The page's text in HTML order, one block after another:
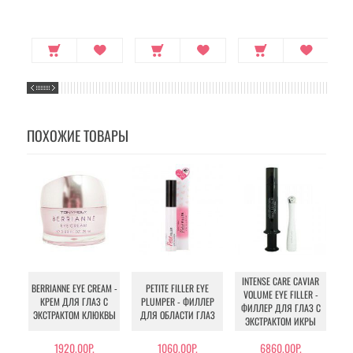
ПОХОЖИЕ ТОВАРЫ
BERRIANNE EYE CREAM -
КРЕМ ДЛЯ ГЛАЗ С
ЭКСТРАКТОМ КЛЮКВЫ
1920.00Р.
PETITE FILLER EYE
PLUMPER - ФИЛЛЕР
ДЛЯ ОБЛАСТИ ГЛАЗ
1060.00Р.
INTENSE CARE CAVIAR
VOLUME EYE FILLER -
ФИЛЛЕР ДЛЯ ГЛАЗ С
ЭКСТРАКТОМ ИКРЫ
6860.00Р.